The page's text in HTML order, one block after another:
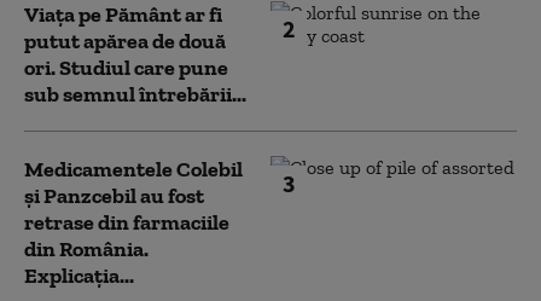
2
Viața pe Pământ ar fi
putut apărea de două
ori. Studiul care pune
sub semnul întrebării...
3
Medicamentele Colebil
și Panzcebil au fost
retrase din farmaciile
din România.
Explicația...